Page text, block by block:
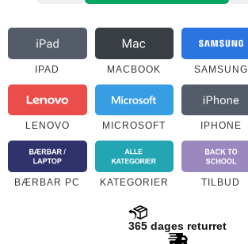
IPAD MACBOOK SAMSUNG
LENOVO MICROSOFT IPHONE
BÆRBAR PC KATEGORIER TILBUD
365 dages returret